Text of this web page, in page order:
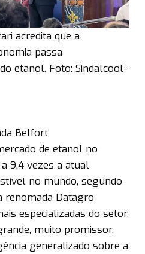
acredita que a
passa
etanol. Foto: Sindalcool-
Belfort
de etanol no
9,4 vezes a atual
no mundo, segundo
renomada Datagro
especializadas do setor.
muito promissor.
generalizado sobre a